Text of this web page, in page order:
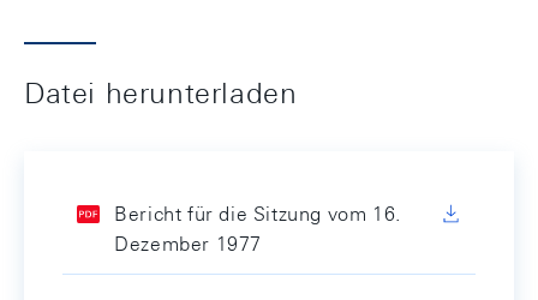
Datei herunterladen
Bericht für die Sitzung vom 16.
Dezember 1977